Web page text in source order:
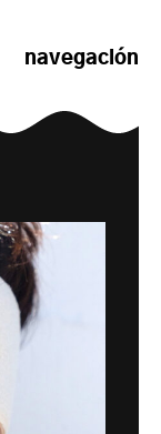
navegación